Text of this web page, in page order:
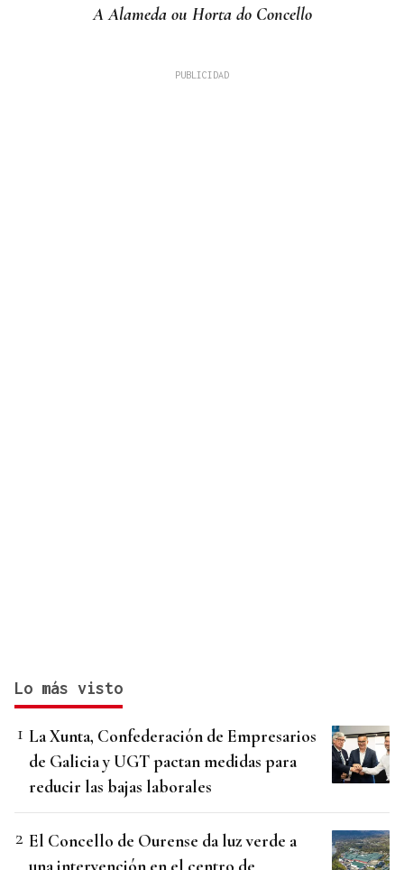
A Alameda ou Horta do Concello
Lo más visto
La Xunta, Confederación de Empresarios
de Galicia y UGT pactan medidas para
reducir las bajas laborales
El Concello de Ourense da luz verde a
una intervención en el centro de